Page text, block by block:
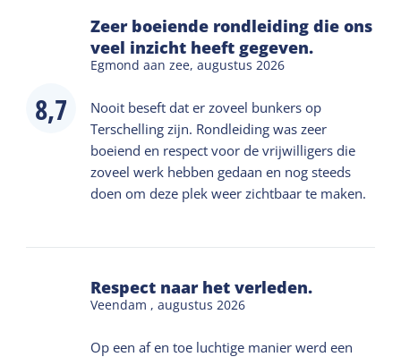
8,7
Zeer boeiende rondleiding die ons
veel inzicht heeft gegeven.
Egmond aan zee,augustus 2026
Nooit beseft dat er zoveel bunkers op
Terschelling zijn. Rondleiding was zeer
boeiend en respect voor de vrijwilligers die
zoveel werk hebben gedaan en nog steeds
doen om deze plek weer zichtbaar te maken.
Respect naar het verleden.
Veendam ,augustus 2026
Op een af en toe luchtige manier werd een